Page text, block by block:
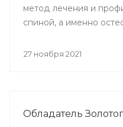
метод лечения и
спиной, а именно
27 ноября 2021
Обладатель